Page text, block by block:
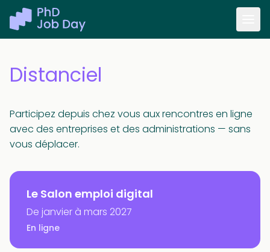
Distanciel
Participez depuis chez vous aux rencontres en ligne
avec des entreprises et des administrations — sans
vous déplacer.
Le Salon emploi digital
De janvier à mars 2027
En ligne